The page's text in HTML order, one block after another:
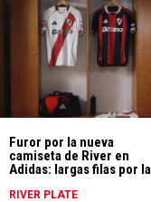
Furor por la nueva
camiseta de River en
Adidas: largas filas por la
RIVER PLATE